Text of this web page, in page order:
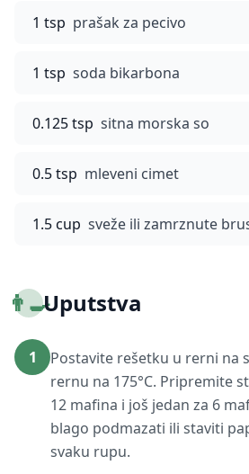
1 tsp prašak za pecivo
1 tsp soda bikarbona
0.125 tsp sitna morska so
0.5 tsp mleveni cimet
1.5 cup sveže ili zamrznute
👨‍🍳Uputstva
1
Postavite rešetku u rerni na
rernu na 175°C. Pripremite
12 mafina i još jedan za 6
blago podmazati ili staviti
svaku rupu.